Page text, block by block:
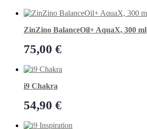
ZinZino BalanceOil+ AquaX, 300 ml
75,00 €
i9 Chakra
54,90 €